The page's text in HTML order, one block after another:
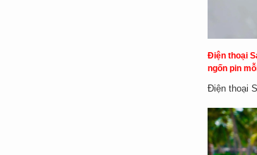
Điện thoại
ngốn pin
Điện thoại